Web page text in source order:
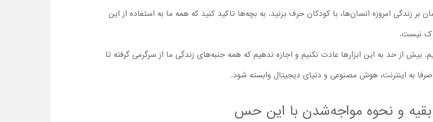
بر زندگی امروزه انسان‌ها، با کودکان حرف بزنید. به بچه‌ها تاکید کنید که همه ما به استفاده از این
نیست.
از حد به این ابزارها عادت نکنیم و اجازه ندهیم که همه جنبه‌های زندگی ما از سرگرمی گرفته تا
به اینترنت، هوش مصنوعی و دنیای دیجیتال وابسته شود.
و نحوه مواجه‌شدن با این حس